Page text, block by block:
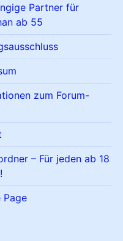
Partner für
ab 55
zum Forum-
– Für jeden ab 18
Page